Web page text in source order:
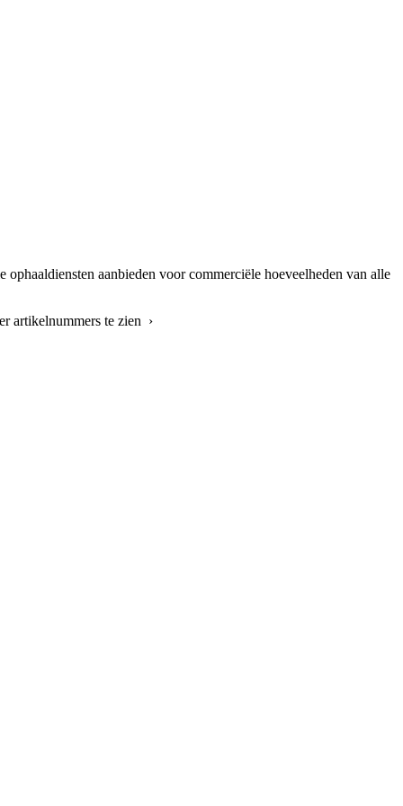
aanbieden voor commerciële hoeveelheden van alle
artikelnummers te zien ›